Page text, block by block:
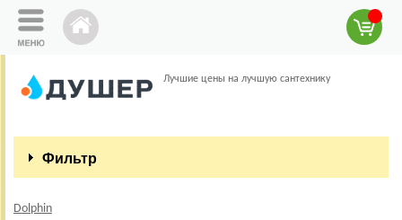
Лучшие цены на лучшую сантехнику
Фильтр
Dolphin